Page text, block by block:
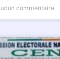
commentaire